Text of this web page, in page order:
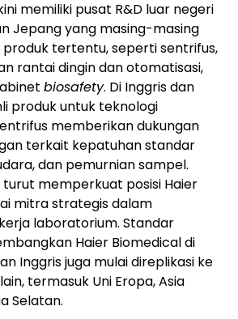
memiliki pusat R&D luar negeri
Jepang yang masing-masing
produk tertentu, seperti sentrifus,
rantai dingin dan otomatisasi,
biosafety. Di Inggris dan
produk untuk teknologi
memberikan dukungan
terkait kepatuhan standar
dan pemurnian sampel.
memperkuat posisi Haier
mitra strategis dalam
laboratorium. Standar
Haier Biomedical di
Inggris juga mulai direplikasi ke
termasuk Uni Eropa, Asia
Selatan.